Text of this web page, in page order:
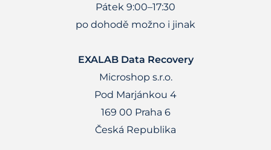
Pátek 9:00–17:30
po dohodě možno i jinak
EXALAB Data Recovery
Microshop s.r.o.
Pod Marjánkou 4
169 00 Praha 6
Česká Republika